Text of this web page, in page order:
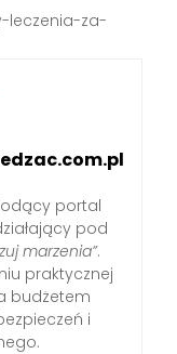
leczenia-za-
portal
pod
marzenia”.
praktycznej
budżetem
i